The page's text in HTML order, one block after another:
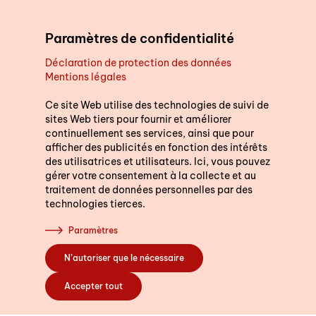
Paramètres de confidentialité
Déclaration de protection des données
Mentions légales
Ce site Web utilise des technologies de suivi de
sites Web tiers pour fournir et améliorer
continuellement ses services, ainsi que pour
afficher des publicités en fonction des intérêts
des utilisatrices et utilisateurs. Ici, vous pouvez
gérer votre consentement à la collecte et au
traitement de données personnelles par des
technologies tierces.
Paramètres
N’autoriser que le nécessaire
Accepter tout
Soutien au quotidien
Cours
S’engager
A propos de nous